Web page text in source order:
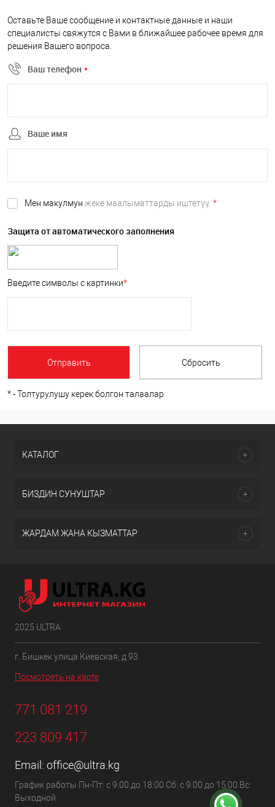
Оставьте Ваше сообщение и контактные данные и наши
специалисты свяжутся с Вами в ближайшее рабочее время для
решения Вашего вопроса.
Ваш телефон *
Ваше имя
Мен макулмун жеке маалыматтарды иштетүү. *
Защита от автоматического заполнения
Введите символы с картинки*
*- Толтурулушу керек болгон талаалар
КАТАЛОГ
БИЗДИН СУНУШТАР
ЖАРДАМ ЖАНА КЫЗМАТТАР
2025 ULTRA
г. Бишкек улица Киевская, д 93
Посмотреть на карте
771 081 219
223 809 417
Email: office@ultra.kg
График работы Пн-Пт: с 9:00 до 18:00 Сб: с 9:00 до 15:00 Вс:
Выходной